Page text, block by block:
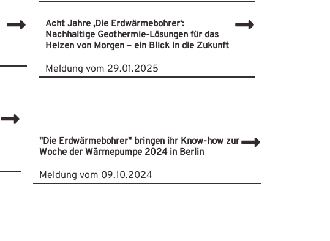
Acht Jahre ‚Die Erdwärmebohrer‘:
Nachhaltige Geothermie-Lösungen für das
Heizen von Morgen – ein Blick in die Zukunft
Meldung vom 29.01.2025
"Die Erdwärmebohrer" bringen ihr Know-how zur
Woche der Wärmepumpe 2024 in Berlin
Meldung vom 09.10.2024